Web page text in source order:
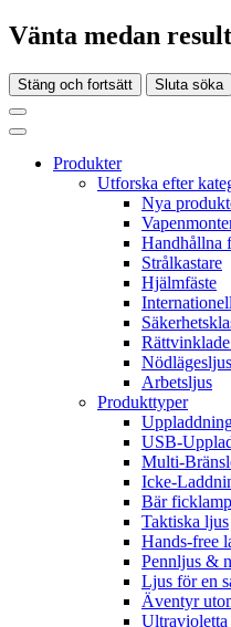
Vänta medan
Stäng och fortsätt Sluta söka
Produkter
Utforska efter
Nya
Handhållna
Strålkastare
Hjälmfäste
Nödlägesljus
Arbetsljus
Produkttyper
USB-
Multi-
Icke-
Bär
Taktiska ljus
Hands-free
Pennljus &
Ljus för en
Äventyr